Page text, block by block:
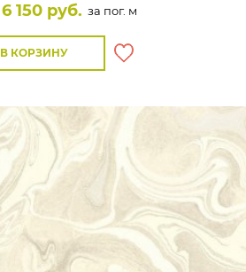
6 150 руб. за пог. м
В КОРЗИНУ